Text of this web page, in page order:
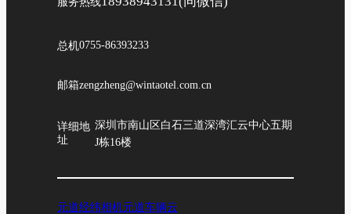
总机0755-86393233
邮箱zengzheng@wintaotel.com.cn
详细地
址
深圳市南山区白石三道深湾汇云中心五期
J栋16楼
元道经纬相机元道车辆云